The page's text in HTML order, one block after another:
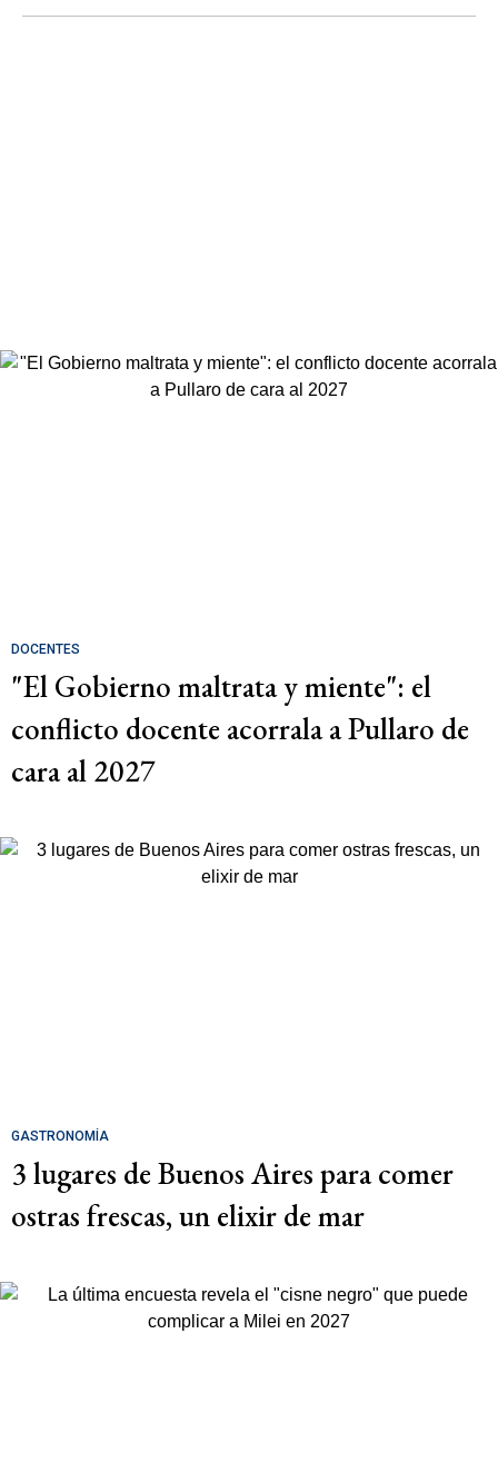
DOCENTES
"El Gobierno maltrata y miente": el
conflicto docente acorrala a Pullaro de
cara al 2027
GASTRONOMÍA
3 lugares de Buenos Aires para comer
ostras frescas, un elixir de mar